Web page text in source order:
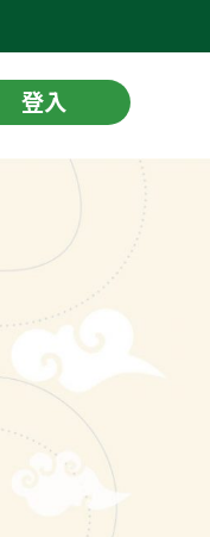
登入